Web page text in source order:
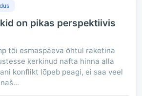
on pikas perspektiivis
tõi esmaspäeva õhtul raketina
kerkinud nafta hinna alla
konflikt lõpeb peagi, ei saa veel